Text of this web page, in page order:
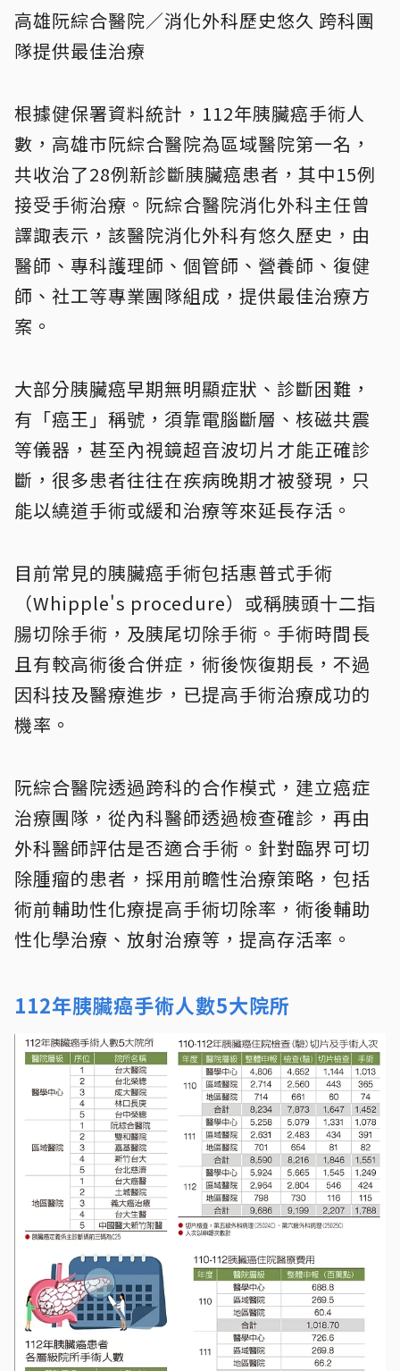
高雄阮綜合醫院／消化外科歷史悠久 跨科團
隊提供最佳治療
根據健保署資料統計，112年胰臟癌手術人
數，高雄市阮綜合醫院為區域醫院第一名，
共收治了28例新診斷胰臟癌患者，其中15例
接受手術治療。阮綜合醫院消化外科主任曾
譯諏表示，該醫院消化外科有悠久歷史，由
醫師、專科護理師、個管師、營養師、復健
師、社工等專業團隊組成，提供最佳治療方
案。
大部分胰臟癌早期無明顯症狀、診斷困難，
有「癌王」稱號，須靠電腦斷層、核磁共震
等儀器，甚至內視鏡超音波切片才能正確診
斷，很多患者往往在疾病晚期才被發現，只
能以繞道手術或緩和治療等來延長存活。
目前常見的胰臟癌手術包括惠普式手術
（Whipple's procedure）或稱胰頭十二指
腸切除手術，及胰尾切除手術。手術時間長
且有較高術後合併症，術後恢復期長，不過
因科技及醫療進步，已提高手術治療成功的
機率。
阮綜合醫院透過跨科的合作模式，建立癌症
治療團隊，從內科醫師透過檢查確診，再由
外科醫師評估是否適合手術。針對臨界可切
除腫瘤的患者，採用前瞻性治療策略，包括
術前輔助性化療提高手術切除率，術後輔助
性化學治療、放射治療等，提高存活率。
112年胰臟癌手術人數5大院所